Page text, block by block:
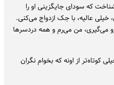
که سودای جایگزینی او را
خیلی عالیه، با جک ازدواج می‌کنی.
می‌گیری، من می‌رم و همه دردسرها
از اونه که بخوام نگران